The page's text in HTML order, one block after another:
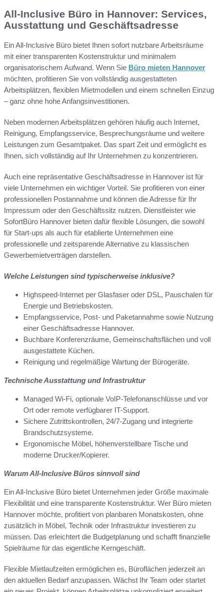
All-Inclusive Büro in Hannover: Services,
Ausstattung und Geschäftsadresse
Ein All-Inclusive Büro bietet Ihnen sofort nutzbare Arbeitsräume
mit einer transparenten Kostenstruktur und minimalem
organisatorischem Aufwand. Wenn Sie Büro mieten Hannover
möchten, profitieren Sie von vollständig ausgestatteten
Arbeitsplätzen, flexiblen Mietmodellen und einem schnellen Einzug
– ganz ohne hohe Anfangsinvestitionen.
Neben modernen Arbeitsplätzen gehören häufig auch Internet,
Reinigung, Empfangsservice, Besprechungsräume und weitere
Leistungen zum Gesamtpaket. Das spart Zeit und ermöglicht es
Ihnen, sich vollständig auf Ihr Unternehmen zu konzentrieren.
Auch eine repräsentative Geschäftsadresse in Hannover ist für
viele Unternehmen ein wichtiger Vorteil. Sie profitieren von einer
professionellen Postannahme und können die Adresse für Ihr
Impressum oder den Geschäftssitz nutzen. Dienstleister wie
SofortBüro Hannover bieten dafür flexible Lösungen, die sowohl
für Start-ups als auch für etablierte Unternehmen eine
professionelle und zeitsparende Alternative zu klassischen
Gewerbemietverträgen darstellen.
Welche Leistungen sind typischerweise inklusive?
Highspeed-Internet per Glasfaser oder DSL, Pauschalen für
Energie und Betriebskosten.
Empfangsservice, Post- und Paketannahme sowie Nutzung
einer Geschäftsadresse Hannover.
Buchbare Konferenzräume, Gemeinschaftsflächen und voll
ausgestattete Küchen.
Reinigung und regelmäßige Wartung der Bürogeräte.
Technische Ausstattung und Infrastruktur
Managed Wi‑Fi, optionale VoIP-Telefonanschlüsse und vor
Ort oder remote verfügbarer IT-Support.
Sichere Zutrittskontrollen, 24/7-Zugang und integrierte
Brandschutzsysteme.
Ergonomische Möbel, höhenverstellbare Tische und
moderne Drucker/Kopierer.
Warum All-Inclusive Büros sinnvoll sind
Ein All-Inclusive Büro bietet Unternehmen jeder Größe maximale
Flexibilität und eine transparente Kostenstruktur. Wer Büro mieten
Hannover möchte, profitiert von planbaren Monatskosten, ohne
zusätzlich in Möbel, Technik oder Infrastruktur investieren zu
müssen. Das erleichtert die Budgetplanung und schafft finanzielle
Spielräume für das eigentliche Kerngeschäft.
Flexible Mietlaufzeiten ermöglichen es, Büroflächen jederzeit an
den aktuellen Bedarf anzupassen. Wächst Ihr Team oder startet